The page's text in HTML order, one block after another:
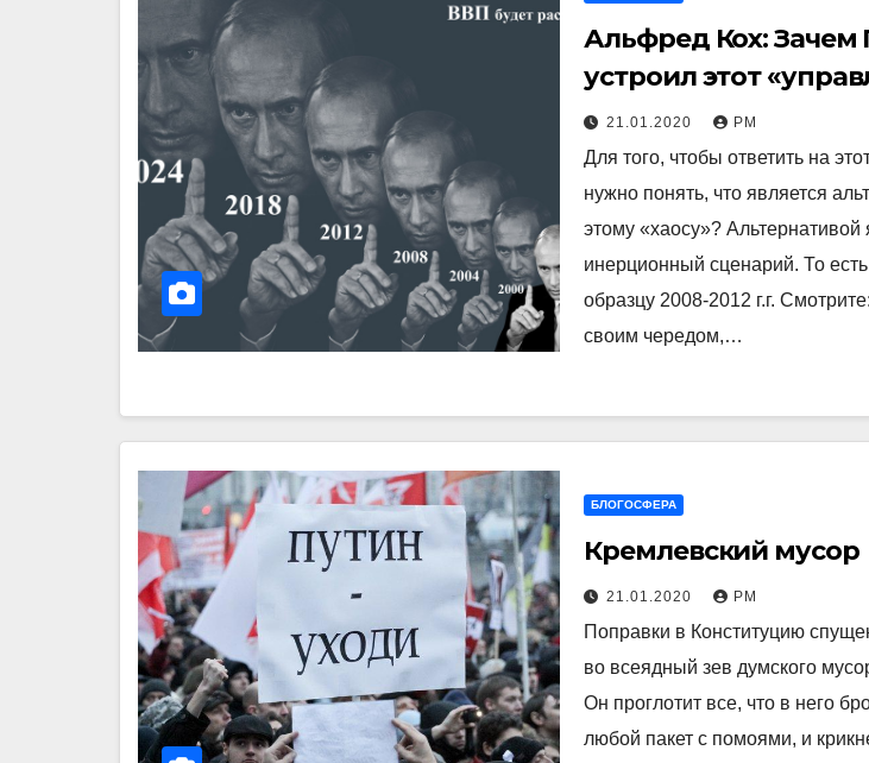
Альфред Кох: Зачем
устроил этот
хаос»?
21.01.2020 РМ
Для того, чтобы ответить на
нужно понять, что является
этому «хаосу»? Альтернативой
инерционный сценарий. То
образцу 2008-2012 г.г.
своим чередом,…
БЛОГОСФЕРА
Кремлевский мусор
21.01.2020 РМ
Поправки в Конституцию
во всеядный зев думского
Он проглотит все, что в него
любой пакет с помоями, и